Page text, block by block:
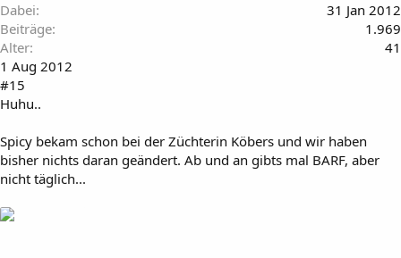
Dabei
31 Jan 2012
Beiträge
1.969
Alter
41
1 Aug 2012
#15
Huhu..
Spicy bekam schon bei der Züchterin Köbers und wir haben
bisher nichts daran geändert. Ab und an gibts mal BARF, aber
nicht täglich...